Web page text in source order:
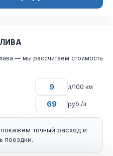
— мы рассчитаем стоимость
л/100 км
руб./л
точный расход и
поездки.